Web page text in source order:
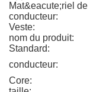
Mat&eacute;riel de
conducteur:
Veste:
nom du produit:
Standard:
conducteur:
Core: